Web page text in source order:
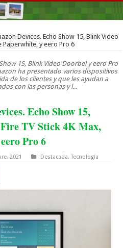
Devices. Echo Show 15, Blink Video
Paperwhite, y eero Pro 6
15, Blink Video Doorbel y eero Pro
ha presentado varios dispositivos
de los clientes y que les ayudan a
con las personas y l...
Echo Show 15,
TV Stick 4K Max,
Pro 6
2021 Destacada,Tecnología